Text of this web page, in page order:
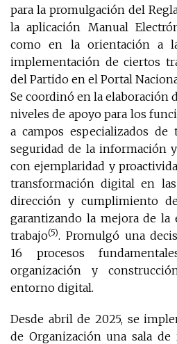
para la promulgación del
la aplicación Manual
como en la orientación a
implementación de ciertos
del Partido en el Portal
Se coordinó en la elaboración
niveles de apoyo para los
a campos especializados de
seguridad de la información
con ejemplaridad y
transformación digital en
dirección y cumplimiento
garantizando la mejora de la
trabajo(5). Promulgó una
16 procesos
organización y
entorno digital.
Desde abril de 2025, se
de Organización una sala